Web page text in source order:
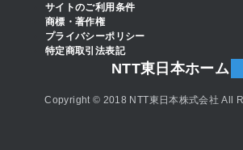
サイトのご利用条件
商標・著作権
プライバシーポリシー
特定商取引法表記
NTT東日本ホーム
Copyright © 2018 NTT東日本株式会社 All